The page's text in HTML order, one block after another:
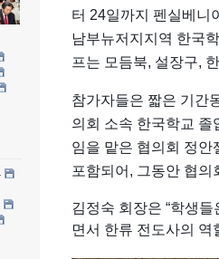
터 24일까지 펜실베니
남부뉴저지지역 한국
프는 모듬북, 설장구,
참가자들은 짧은 기간
의회 소속 한국학교 졸
임을 맡은 협의회 정안
포함되어, 그동안 협의
김정숙 회장은 “학생
면서 한류 전도사의 역